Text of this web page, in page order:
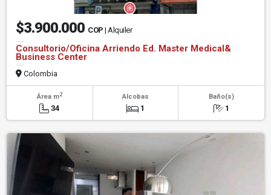
$3.900.000 COP | Alquiler
Consultorio/Oficina Arriendo Ed. Master Medical&
Business Center
Colombia
Área m2
34
Alcobas
1
Baño(s)
1